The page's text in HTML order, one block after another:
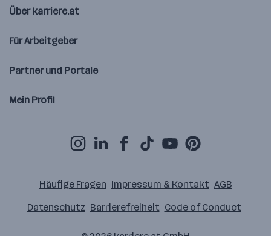
Über karriere.at
Für Arbeitgeber
Partner und Portale
Mein Profil
Häufige Fragen Impressum & Kontakt AGB
Datenschutz Barrierefreiheit Code of Conduct